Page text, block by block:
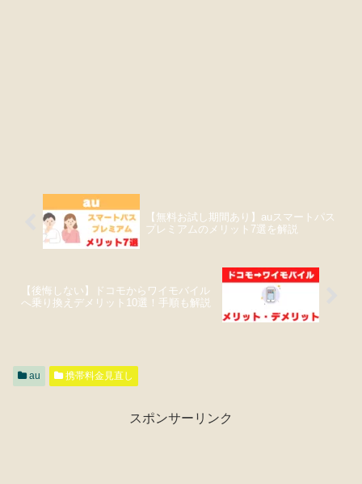
【無料お試し期間あり】auスマートパス
プレミアムのメリット7選を解説
【後悔しない】ドコモからワイモバイル
へ乗り換えデメリット10選！手順も解説
au 携帯料金見直し
スポンサーリンク